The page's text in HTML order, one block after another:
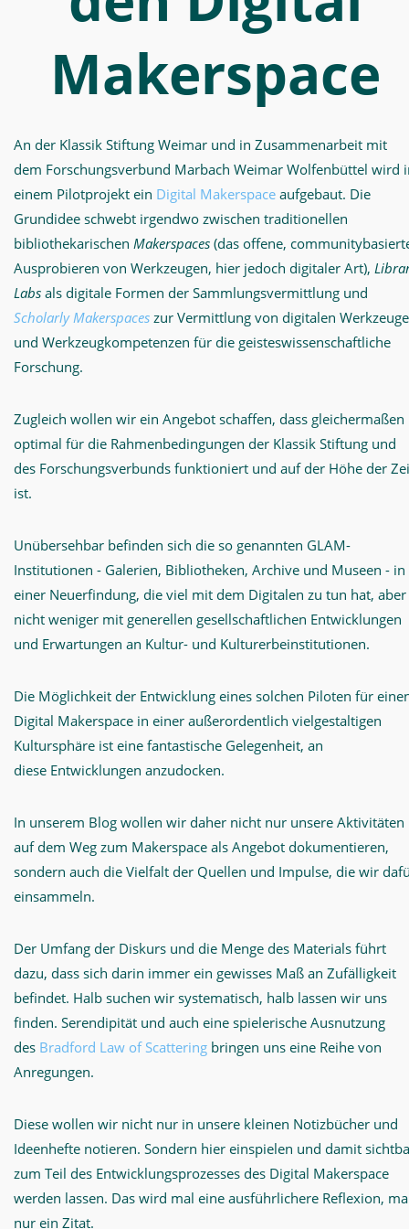
Makerspace
An der Klassik Stiftung Weimar und in Zusammenarbeit mit
dem Forschungsverbund Marbach Weimar Wolfenbüttel wird
einem Pilotprojekt ein Digital Makerspace aufgebaut. Die
Grundidee schwebt irgendwo zwischen traditionellen
bibliothekarischen Makerspaces (das offene,
Ausprobieren von Werkzeugen, hier jedoch digitaler Art),
Labs als digitale Formen der Sammlungsvermittlung und
Scholarly Makerspaces zur Vermittlung von digitalen
und Werkzeugkompetenzen für die geisteswissenschaftliche
Forschung.
Zugleich wollen wir ein Angebot schaffen, dass gleichermaßen
optimal für die Rahmenbedingungen der Klassik Stiftung und
des Forschungsverbunds funktioniert und auf der Höhe der
ist.
Unübersehbar befinden sich die so genannten GLAM-
Institutionen - Galerien, Bibliotheken, Archive und Museen - in
einer Neuerfindung, die viel mit dem Digitalen zu tun hat, aber
nicht weniger mit generellen gesellschaftlichen Entwicklungen
und Erwartungen an Kultur- und Kulturerbeinstitutionen.
Die Möglichkeit der Entwicklung eines solchen Piloten für
Digital Makerspace in einer außerordentlich vielgestaltigen
Kultursphäre ist eine fantastische Gelegenheit, an
diese Entwicklungen anzudocken.
In unserem Blog wollen wir daher nicht nur unsere Aktivitäten
auf dem Weg zum Makerspace als Angebot dokumentieren,
sondern auch die Vielfalt der Quellen und Impulse, die wir
einsammeln.
Der Umfang der Diskurs und die Menge des Materials führt
dazu, dass sich darin immer ein gewisses Maß an Zufälligkeit
befindet. Halb suchen wir systematisch, halb lassen wir uns
finden. Serendipität und auch eine spielerische Ausnutzung
des Bradford Law of Scattering bringen uns eine Reihe von
Anregungen.
Diese wollen wir nicht nur in unsere kleinen Notizbücher und
Ideenhefte notieren. Sondern hier einspielen und damit
zum Teil des Entwicklungsprozesses des Digital Makerspace
werden lassen. Das wird mal eine ausführlichere Reflexion,
nur ein Zitat.